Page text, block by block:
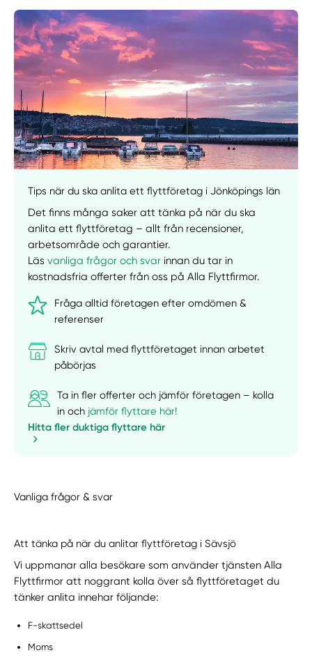
Manuellt Få hjälp
Välj tillvägagångssätt
Tips när du ska anlita ett flyttföretag i Jönköpings län
Det finns många saker att tänka på när du ska
anlita ett flyttföretag – allt från recensioner,
arbetsområde och garantier.
Läsvanliga frågor och svar innan du tar in
kostnadsfria offerter från oss på Alla Flyttfirmor.
Fråga alltid företagen efter omdömen &
referenser
Skriv avtal med flyttföretaget innan arbetet
påbörjas
Ta in fler offerter och jämför företagen – kolla
in och jämför flyttare här!
Hitta fler duktiga flyttare här
Vanliga frågor & svar
Att tänka på när du anlitar flyttföretag i Sävsjö
Vi uppmanar alla besökare som använder tjänsten Alla
Flyttfirmor att noggrant kolla över så flyttföretaget du
tänker anlita innehar följande:
F-skattsedel
Moms